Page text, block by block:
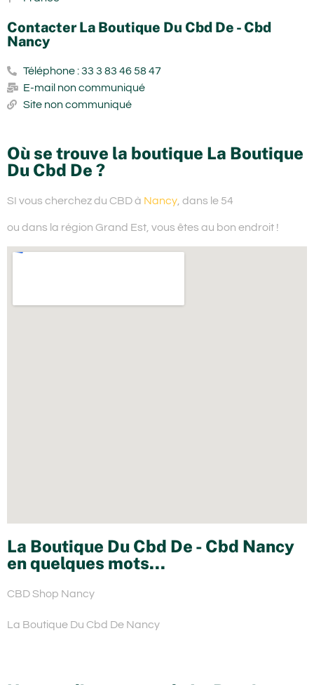
Contacter La Boutique Du Cbd De - Cbd
Nancy
Téléphone : 33 3 83 46 58 47
E-mail non communiqué
Site non communiqué
Où se trouve la boutique La Boutique
Du Cbd De ?
SI vous cherchez du CBD à Nancy , dans le 54
ou dans la région Grand Est, vous êtes au bon endroit !
La Boutique Du Cbd De - Cbd Nancy
en quelques mots...
CBD Shop Nancy
La Boutique Du Cbd De Nancy